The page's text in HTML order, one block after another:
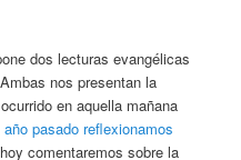
dos lecturas evangélicas
nos presentan la
en aquella mañana
año pasado reflexionamos
comentaremos sobre la